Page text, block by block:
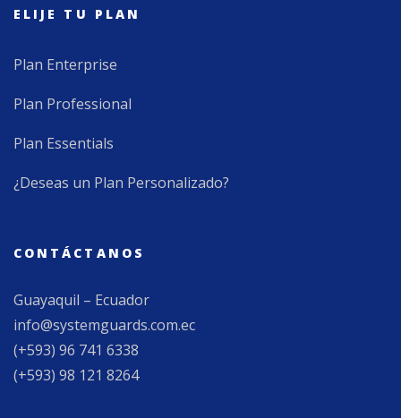
ELIJE TU PLAN
Plan Enterprise
Plan Professional
Plan Essentials
¿Deseas un Plan Personalizado?
CONTÁCTANOS
Guayaquil – Ecuador
info@systemguards.com.ec
(+593) 96 741 6338
(+593) 98 121 8264